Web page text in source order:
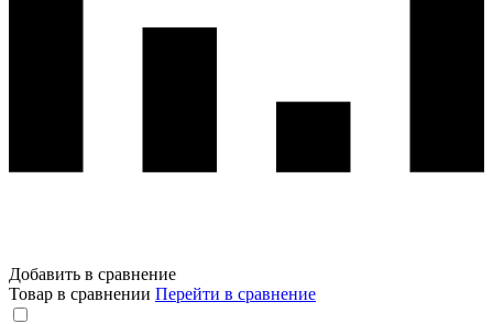
Добавить в сравнение
Товар в сравнении Перейти в сравнение